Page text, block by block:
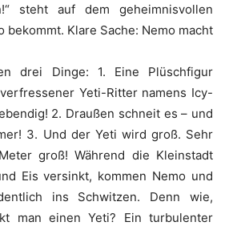
steht auf dem geheimnisvollen
bekommt. Klare Sache: Nemo macht
drei Dinge: 1. Eine Plüschfigur
Yeti-Ritter namens Icy-
2. Draußen schneit es – und
3. Und der Yeti wird groß. Sehr
groß! Während die Kleinstadt
Eis versinkt, kommen Nemo und
ins Schwitzen. Denn wie,
man einen Yeti? Ein turbulenter